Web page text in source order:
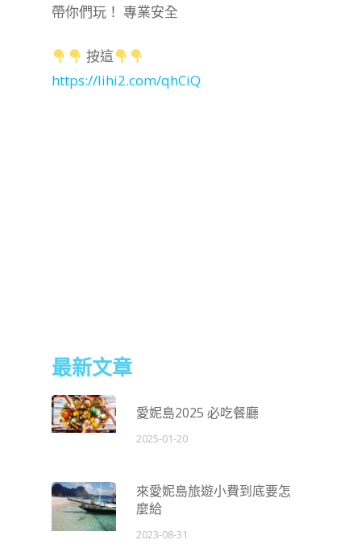
帶你們玩！ 專業安全
按這
https://lihi2.com/qhCiQ
最新文章
愛妮島2025 必吃餐廳
2025-01-20
來愛妮島旅遊小費到底要怎
麼給
2023-08-31